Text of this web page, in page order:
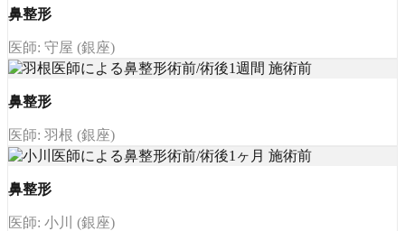
鼻整形
医師: 守屋 (銀座)
鼻整形
医師: 羽根 (銀座)
鼻整形
医師: 小川 (銀座)